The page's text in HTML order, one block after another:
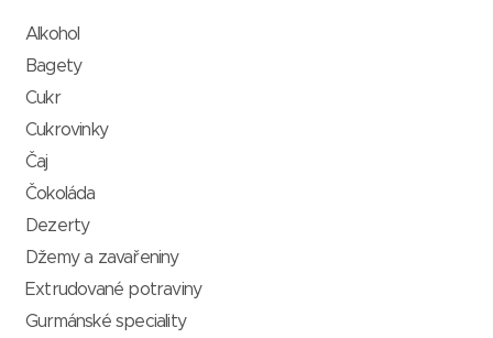
Alkohol
Bagety
Cukr
Cukrovinky
Čaj
Čokoláda
Dezerty
Džemy a zavařeniny
Extrudované potraviny
Gurmánské speciality